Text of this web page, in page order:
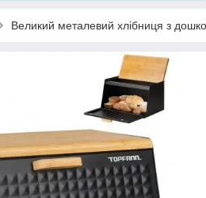
Великий металевий хлібниця з